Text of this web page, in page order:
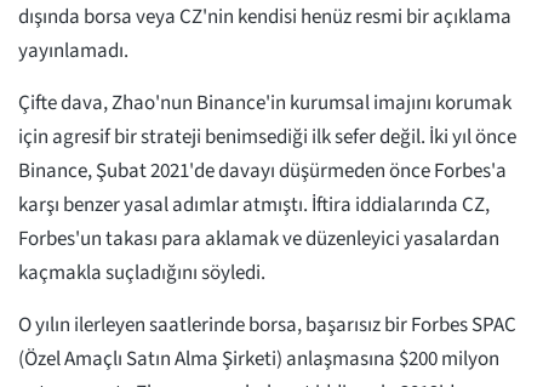
dışında borsa veya CZ'nin kendisi henüz resmi bir açıklama
yayınlamadı.
Çifte dava, Zhao'nun Binance'in kurumsal imajını korumak
için agresif bir strateji benimsediği ilk sefer değil. İki yıl önce
Binance, Şubat 2021'de davayı düşürmeden önce Forbes'a
karşı benzer yasal adımlar atmıştı. İftira iddialarında CZ,
Forbes'un takası para aklamak ve düzenleyici yasalardan
kaçmakla suçladığını söyledi.
O yılın ilerleyen saatlerinde borsa, başarısız bir Forbes SPAC
(Özel Amaçlı Satın Alma Şirketi) anlaşmasına $200 milyon